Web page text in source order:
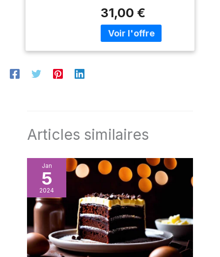
Baguette est un
indémodable. Le
classique chic s'incarne
Amefa se définissent par
l'exigence de leur dessin
fabrication. Amefa vise
l'excellence en matière
de qualité, de design et
de prix. Cette
composition est
également proposée aux
professionnels de
l’hôtellerie et de la
restauration sur Amazon
Business.
31,00 €
Articles similaires
Jan
5
2024